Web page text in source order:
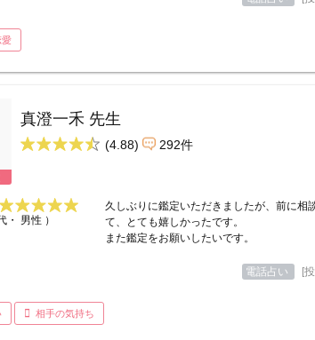
愛
真澄一禾 先生
(4.88) 292件
・ 男性 ）
久しぶりに鑑定いただきましたが、前に相
て、とても嬉しかったです。
また鑑定をお願いしたいです。
電話占い [
相手の気持ち